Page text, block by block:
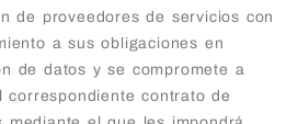
de proveedores de servicios con
a sus obligaciones en
de datos y se compromete a
contrato de